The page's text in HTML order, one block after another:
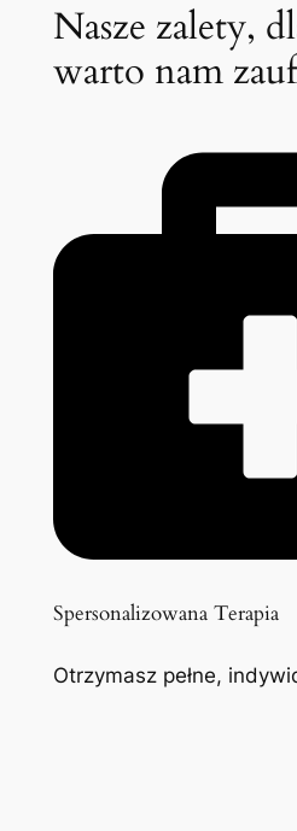
Nasze zalety,
warto nam
Spersonalizowana Terapia
Otrzymasz pełne,